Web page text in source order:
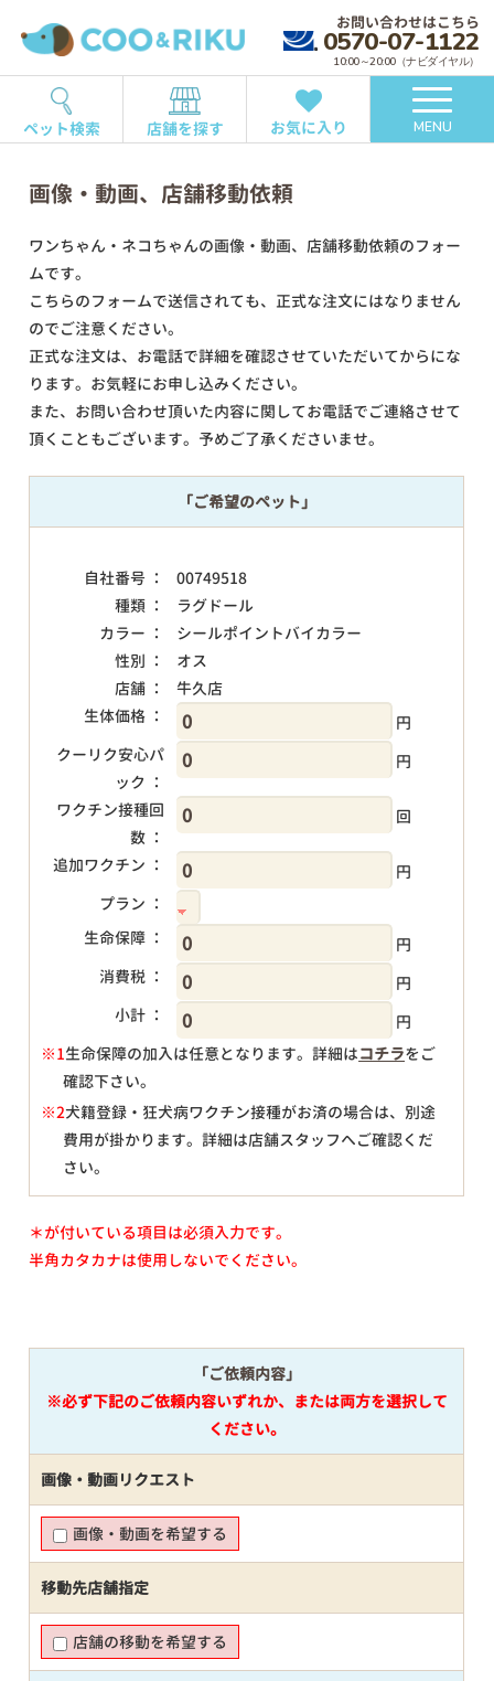
お問い合わせはこちら
0570-07-1122
10:00～20:00（ナビダイヤル）
ペット検索 店舗を探す お気に入り MENU
画像・動画、店舗移動依頼
ワンちゃん・ネコちゃんの画像・動画、店舗移動依頼のフォー
ムです。
こちらのフォームで送信されても、正式な注文にはなりません
のでご注意ください。
正式な注文は、お電話で詳細を確認させていただいてからにな
ります。お気軽にお申し込みください。
また、お問い合わせ頂いた内容に関してお電話でご連絡させて
頂くこともございます。予めご了承くださいませ。
「ご希望のペット」
自社番号 ：
00749518
種類 ：
ラグドール
カラー ：
シールポイントバイカラー
性別 ：
オス
店舗 ：
牛久店
生体価格 ：
円
クーリク安心パ
ック ：
円
ワクチン接種回
数 ：
回
追加ワクチン ：
円
プラン ：
生命保障 ：
円
消費税 ：
円
小計 ：
円
※1生命保障の加入は任意となります。詳細はコチラをご
確認下さい。
※2犬籍登録・狂犬病ワクチン接種がお済の場合は、別途
費用が掛かります。詳細は店舗スタッフへご確認くだ
さい。
＊が付いている項目は必須入力です。
半角カタカナは使用しないでください。
「ご依頼内容」
※必ず下記のご依頼内容いずれか、または両方を選択して
ください。
画像・動画リクエスト
画像・動画を希望する
移動先店舗指定
店舗の移動を希望する